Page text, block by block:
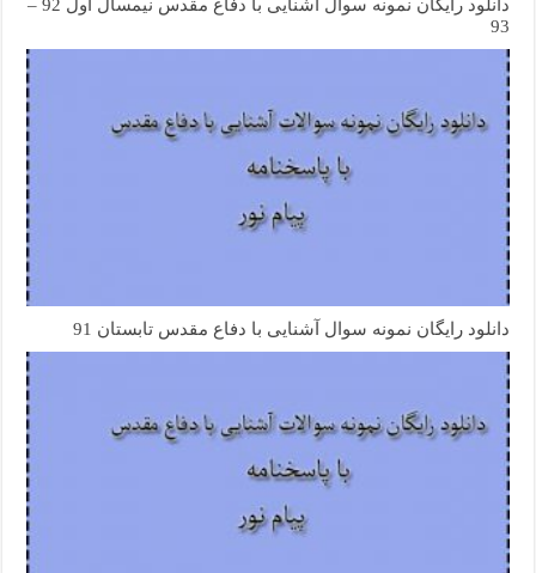
دانلود رایگان نمونه سوال آشنایی با دفاع مقدس نیمسال اول 92 –
93
دانلود رایگان نمونه سوال آشنایی با دفاع مقدس تابستان 91